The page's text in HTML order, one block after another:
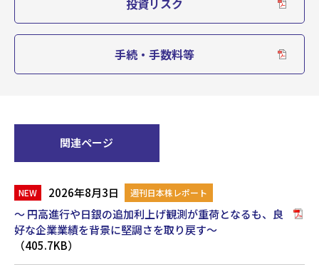
投資リスク
手続・手数料等
関連ページ
2026年8月3日 週刊日本株レポート
～ 円高進行や日銀の追加利上げ観測が重荷となるも、良
好な企業業績を背景に堅調さを取り戻す～
（405.7KB）